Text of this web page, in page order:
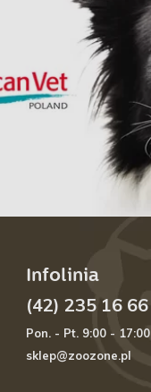
Infolinia
(42) 235 16 66
Pon. - Pt. 9:00 - 17:00
sklep@zoozone.pl